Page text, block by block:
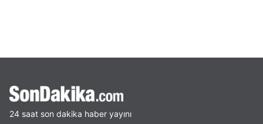
24 saat son dakika haber yayını